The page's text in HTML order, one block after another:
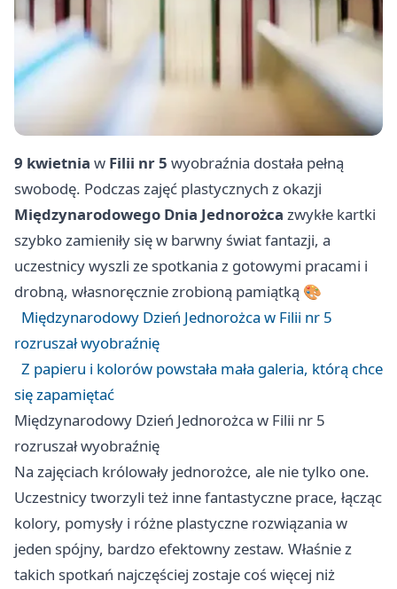
9 kwietnia w Filii nr 5 wyobraźnia dostała pełną
swobodę. Podczas zajęć plastycznych z okazji
Międzynarodowego Dnia Jednorożca zwykłe kartki
szybko zamieniły się w barwny świat fantazji, a
uczestnicy wyszli ze spotkania z gotowymi pracami i
drobną, własnoręcznie zrobioną pamiątką 🎨
Międzynarodowy Dzień Jednorożca w Filii nr 5
rozruszał wyobraźnię
Z papieru i kolorów powstała mała galeria, którą chce
się zapamiętać
Międzynarodowy Dzień Jednorożca w Filii nr 5
rozruszał wyobraźnię
Na zajęciach królowały jednorożce, ale nie tylko one.
Uczestnicy tworzyli też inne fantastyczne prace, łącząc
kolory, pomysły i różne plastyczne rozwiązania w
jeden spójny, bardzo efektowny zestaw. Właśnie z
takich spotkań najczęściej zostaje coś więcej niż